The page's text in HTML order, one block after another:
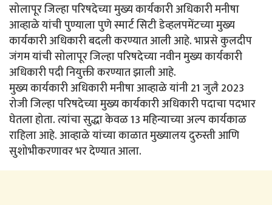
सोलापूर जिल्हा परिषदेच्या मुख्य कार्यकारी अधिकारी मनीषा
आव्हाळे यांची पुण्याला पुणे स्मार्ट सिटी डेव्हलपमेंटच्या मुख्य
कार्यकारी अधिकारी बदली करण्यात आली आहे. भाप्रसे कुलदीप
जंगम यांची सोलापूर जिल्हा परिषदेच्या नवीन मुख्य कार्यकारी
अधिकारी पदी नियुक्ती करण्यात झाली आहे.
मुख्य कार्यकारी अधिकारी मनीषा आव्हाळे यांनी 21 जुलै 2023
रोजी जिल्हा परिषदेच्या मुख्य कार्यकारी अधिकारी पदाचा पदभार
घेतला होता. त्यांचा सुद्धा केवळ 13 महिन्याच्या अल्प कार्यकाळ
राहिला आहे. आव्हाळे यांच्या काळात मुख्यालय दुरुस्ती आणि
सुशोभीकरणावर भर देण्यात आला.